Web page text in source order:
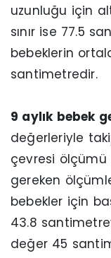
uzunluğu için
sınır ise 77.5
bebeklerin
santimetredir.
9 aylık bebek
değerleriyle
çevresi
gereken
bebekler için
43.8
değer 45